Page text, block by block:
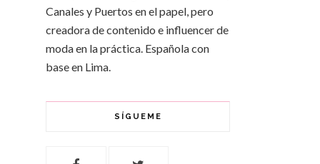
Canales y Puertos en el papel, pero
creadora de contenido e influencer de
moda en la práctica. Española con
base en Lima.
SÍGUEME